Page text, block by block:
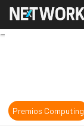
Premios Computing